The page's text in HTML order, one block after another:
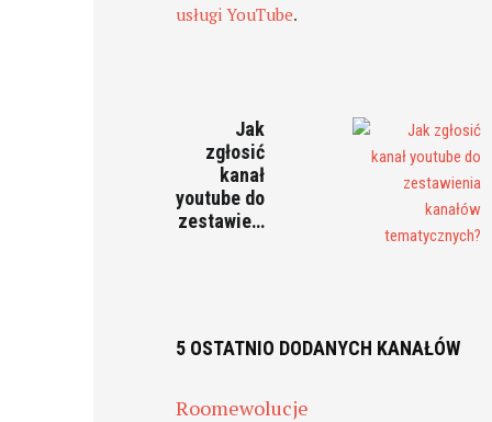
usługi YouTube.
Jak
zgłosić
kanał
youtube do
zestawie…
5 OSTATNIO DODANYCH KANAŁÓW
Roomewolucje